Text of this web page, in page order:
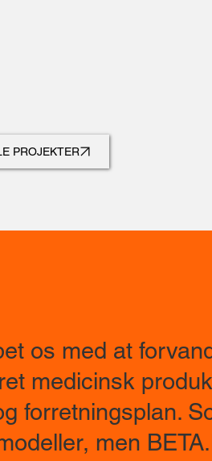
PROJEKTER
os med at
medicinsk
forretningsplan.
men